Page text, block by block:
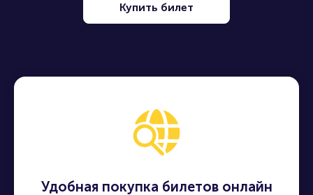
Купить билет
Удобная покупка билетов онлайн